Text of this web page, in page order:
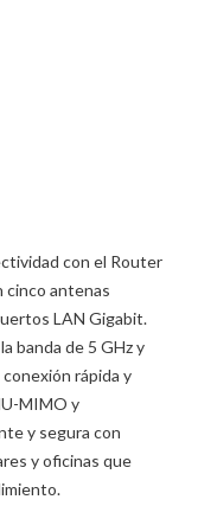
con el Router
cinco antenas
LAN Gigabit.
banda de 5 GHz y
rápida y
MIMO y
y segura con
y oficinas que